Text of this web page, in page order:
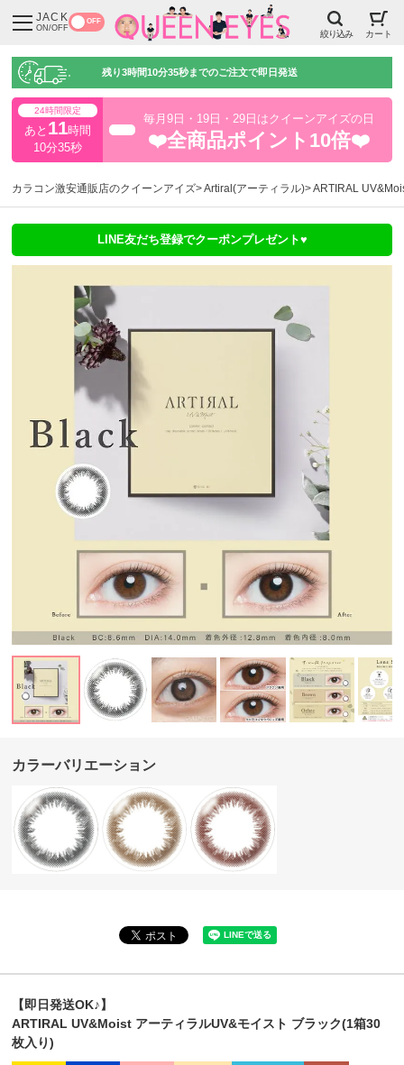
JACK
ON/OFF
OFF
絞り込み カート
残り3時間10分34秒までのご注文で即日発送
24時間限定
あと 11時間
10分35秒
毎月9日・19日・29日はクイーンアイズの日
❤️全商品ポイント10倍❤️
カラコン激安通販店のクイーンアイズ Artiral(アーティラル) ARTIRAL
LINE友だち登録でクーポンプレゼント♥
カラーバリエーション
【即日発送OK♪】
ARTIRAL UV&Moist アーティラルUV&モイスト ブラック(1箱30
枚入り)